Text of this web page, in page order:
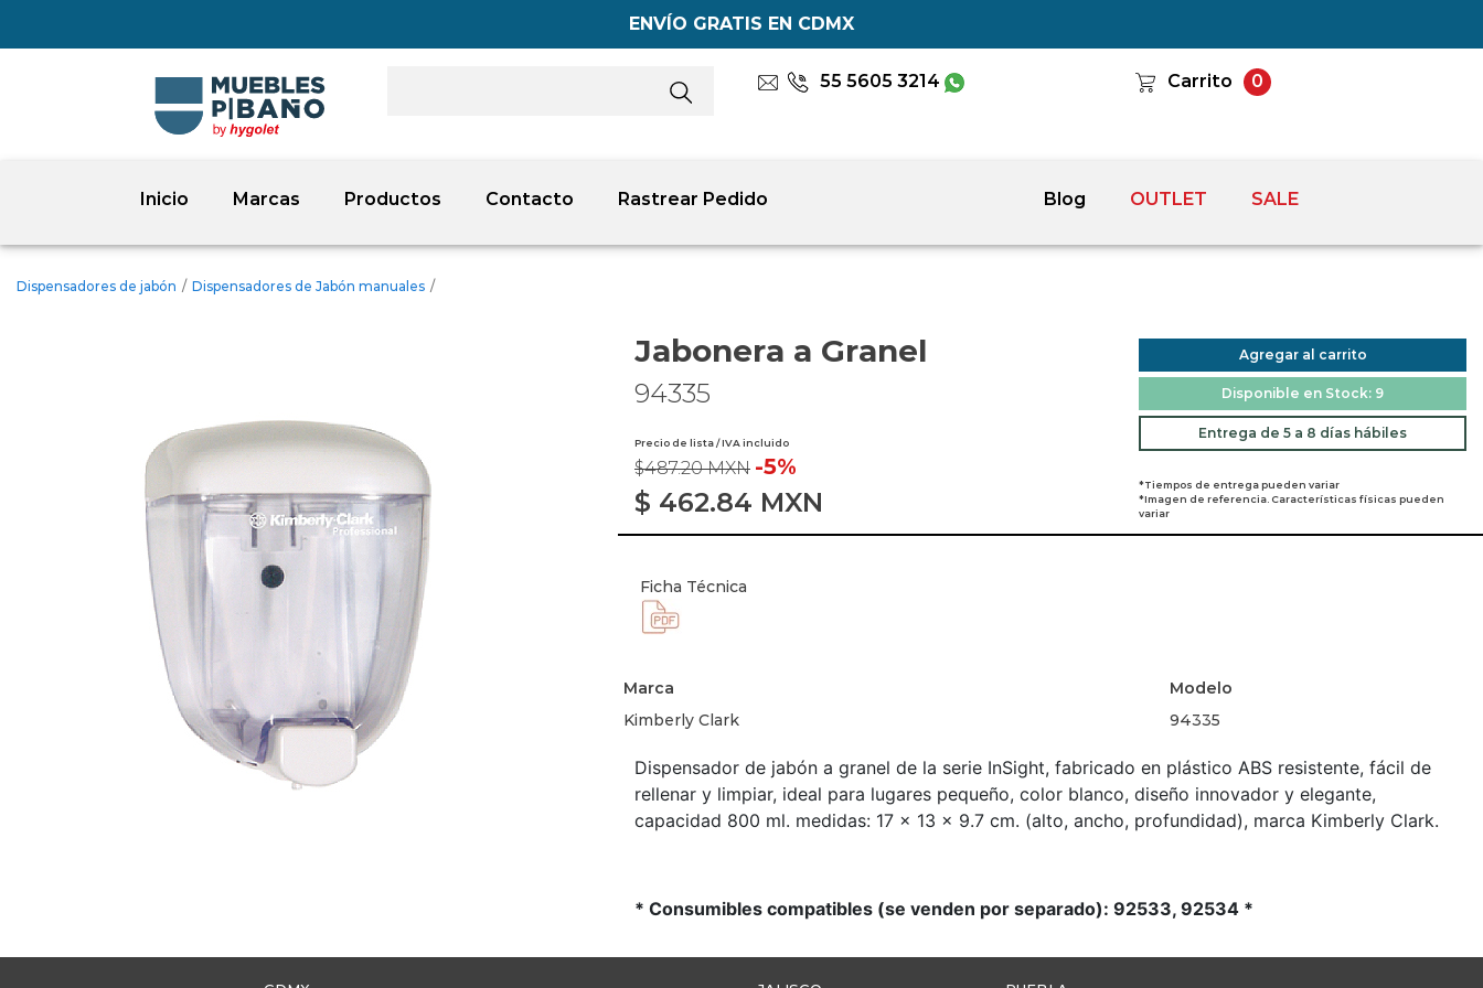
ENVÍO GRATIS EN CDMX
55 5605 3214 Carrito 0
Inicio Marcas Productos Contacto Rastrear Pedido Blog OUTLET SALE
Dispensadores de jabón / Dispensadores de Jabón manuales /
Jabonera a Granel
94335
Precio de lista / IVA incluido
$487.20 MXN -5%
$ 462.84 MXN
Agregar al carrito
Disponible en Stock: 9
Entrega de 5 a 8 días hábiles
*Tiempos de entrega pueden variar
*Imagen de referencia. Características físicas pueden
variar
Ficha Técnica
Marca
Modelo
Kimberly Clark
94335
Dispensador de jabón a granel de la serie InSight, fabricado en plástico ABS resistente, fácil de
rellenar y limpiar, ideal para lugares pequeño, color blanco, diseño innovador y elegante,
capacidad 800 ml. medidas: 17 x 13 x 9.7 cm. (alto, ancho, profundidad), marca Kimberly Clark.
* Consumibles compatibles (se venden por separado): 92533, 92534 *